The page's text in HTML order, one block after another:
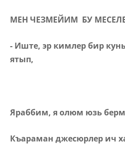
МЕН ЧЕЗМЕЙИМ БУ
- Иште, эр кимлер бир
ятып,
анда
Яраббим, я олюм юзь
Къараман